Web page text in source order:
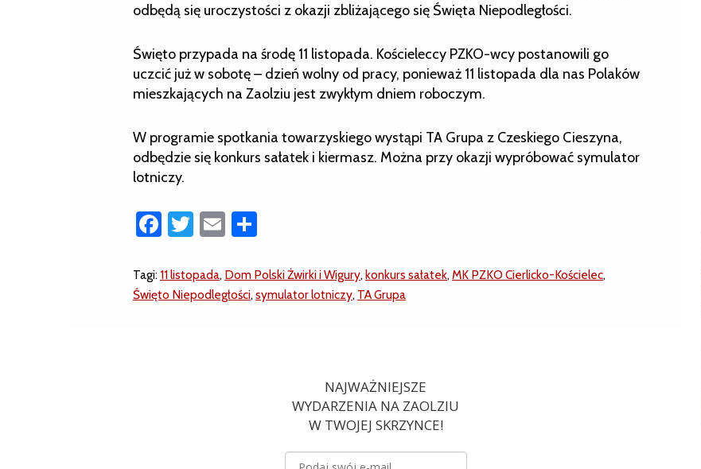
odbędą się uroczystości z okazji zbliżającego się Święta Niepodległości.
Święto przypada na środę 11 listopada. Kościeleccy PZKO-wcy postanowili go
uczcić już w sobotę – dzień wolny od pracy, ponieważ 11 listopada dla nas Polaków
mieszkających na Zaolziu jest zwykłym dniem roboczym.
W programie spotkania towarzyskiego wystąpi TA Grupa z Czeskiego Cieszyna,
odbędzie się konkurs sałatek i kiermasz. Można przy okazji wypróbować symulator
lotniczy.
Facebook
Twitter
Email
Tagi: 11 listopada, Dom Polski Żwirki i Wigury, konkurs sałatek, MK PZKO Cierlicko-Kościelec,
Święto Niepodległości, symulator lotniczy, TA Grupa
NAJWAŻNIEJSZE
WYDARZENIA NA ZAOLZIU
W TWOJEJ SKRZYNCE!